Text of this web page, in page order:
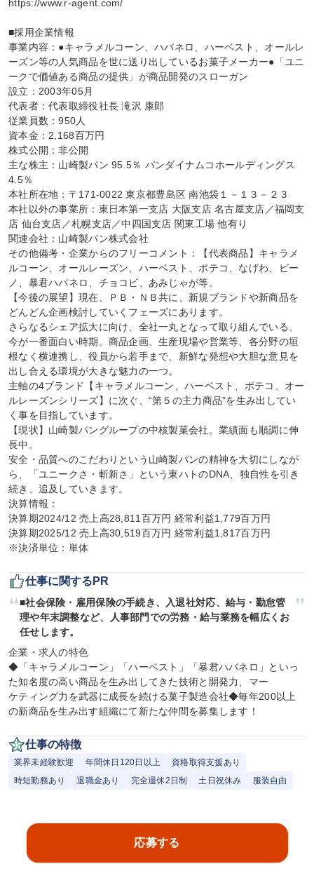
https://www.r-agent.com/
■採用企業情報
事業内容：●キャラメルコーン、ハバネロ、ハーベスト、オールレ
ーズン等の人気商品を世に送り出しているお菓子メーカー●「ユニ
ークで価値ある商品の提供」が商品開発のスローガン
設立：2003年05月
代表者：代表取締役社長 滝沢 康郎
従業員数：950人
資本金：2,168百万円
株式公開：非公開
主な株主：山崎製パン 95.5％ バンダイナムコホールディングス
4.5％
本社所在地：〒171-0022 東京都豊島区 南池袋１－１３－２３
本社以外の事業所：東日本第一支店 大阪支店 名古屋支店／福岡支
店 仙台支店／札幌支店／中四国支店 関東工場 他有り
関連会社：山崎製パン株式会社
その他備考・企業からのフリーコメント：【代表商品】キャラメ
ルコーン、オールレーズン、ハーベスト、ポテコ、なげわ、ビー
ノ、暴君ハバネロ、チョコビ、あみじゃが等。
【今後の展望】現在、ＰＢ・ＮＢ共に、新規ブランドや新商品を
どんどん企画検討していくフェーズにあります。
さらなるシェア拡大に向け、全社一丸となって取り組んでいる、
今が一番面白い時期。商品企画、生産現場や営業等、各分野の垣
根なく横連携し、役員から若手まで、新鮮な発想や大胆な意見を
出し合える環境が大きな魅力の一つ。
主軸の4ブランド【キャラメルコーン、ハーベスト、ポテコ、オー
ルレーズンシリーズ】に次ぐ、“第５の主力商品”を生み出してい
く事を目指しています。
【現状】山崎製パングループの中核製菓会社。業績面も順調に伸
長中。
安全・品質へのこだわりという山崎製パンの精神を大切にしなが
ら、「ユニークさ・斬新さ」という東ハトのDNA、独自性を引き
続き、追及していきます。
決算情報：
決算期2024/12 売上高28,811百万円 経常利益1,779百万円
決算期2025/12 売上高30,519百万円 経常利益1,817百万円
※決済単位：単体
仕事に関するPR
■社会保険・雇用保険の手続き、入退社対応、給与・勤怠管
理や年末調整など、人事部門での労務・給与業務を幅広くお
任せします。
企業・求人の特色
◆「キャラメルコーン」「ハーベスト」「暴君ハバネロ」といっ
た知名度の高い商品を生み出してきた技術と開発力、マー
ケティング力を武器に成長を続ける菓子製造会社◆毎年200以上
の新商品を生み出す組織にて新たな仲間を募集します！
仕事の特徴
業界未経験歓迎 年間休日120日以上
資格取得支援あり
時短勤務あり
退職金あり 完全週休2日制 土日祝休み 服装自由
応募する